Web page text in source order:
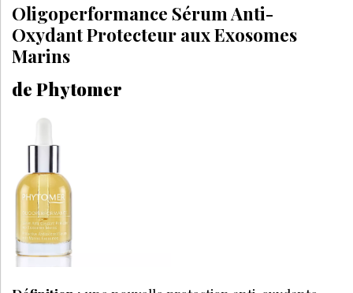
Oligoperformance Sérum Anti-
Oxydant Protecteur aux Exosomes
Marins
de Phytomer